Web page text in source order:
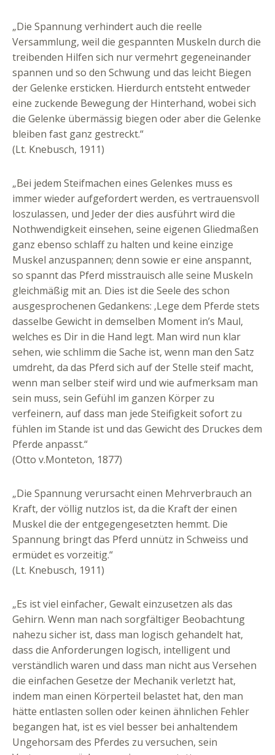
„Die Spannung verhindert auch die reelle
Versammlung, weil die gespannten Muskeln durch die
treibenden Hilfen sich nur vermehrt gegeneinander
spannen und so den Schwung und das leicht Biegen
der Gelenke ersticken. Hierdurch entsteht entweder
eine zuckende Bewegung der Hinterhand, wobei sich
die Gelenke übermässig biegen oder aber die Gelenke
bleiben fast ganz gestreckt.“
(Lt. Knebusch, 1911)
„Bei jedem Steifmachen eines Gelenkes muss es
immer wieder aufgefordert werden, es vertrauensvoll
loszulassen, und Jeder der dies ausführt wird die
Nothwendigkeit einsehen, seine eigenen Gliedmaßen
ganz ebenso schlaff zu halten und keine einzige
Muskel anzuspannen; denn sowie er eine anspannt,
so spannt das Pferd misstrauisch alle seine Muskeln
gleichmäßig mit an. Dies ist die Seele des schon
ausgesprochenen Gedankens: ‚Lege dem Pferde stets
dasselbe Gewicht in demselben Moment in’s Maul,
welches es Dir in die Hand legt. Man wird nun klar
sehen, wie schlimm die Sache ist, wenn man den Satz
umdreht, da das Pferd sich auf der Stelle steif macht,
wenn man selber steif wird und wie aufmerksam man
sein muss, sein Gefühl im ganzen Körper zu
verfeinern, auf dass man jede Steifigkeit sofort zu
fühlen im Stande ist und das Gewicht des Druckes dem
Pferde anpasst.“
(Otto v.Monteton, 1877)
„Die Spannung verursacht einen Mehrverbrauch an
Kraft, der völlig nutzlos ist, da die Kraft der einen
Muskel die der entgegengesetzten hemmt. Die
Spannung bringt das Pferd unnütz in Schweiss und
ermüdet es vorzeitig.“
(Lt. Knebusch, 1911)
„Es ist viel einfacher, Gewalt einzusetzen als das
Gehirn. Wenn man nach sorgfältiger Beobachtung
nahezu sicher ist, dass man logisch gehandelt hat,
dass die Anforderungen logisch, intelligent und
verständlich waren und dass man nicht aus Versehen
die einfachen Gesetze der Mechanik verletzt hat,
indem man einen Körperteil belastet hat, den man
hätte entlasten sollen oder keinen ähnlichen Fehler
begangen hat, ist es viel besser bei anhaltendem
Ungehorsam des Pferdes zu versuchen, sein